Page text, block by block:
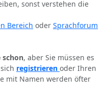
sonst verstehen die
Bereich oder Sprachforum
schon, aber Sie müssen es
registrieren oder Ihren
mit Namen werden öfter